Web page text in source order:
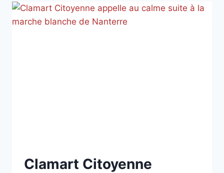
NON
CLASSÉ
Clamart Citoyenne